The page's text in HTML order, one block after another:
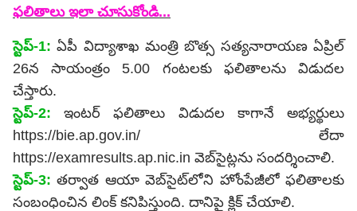
ఫలితాలు ఇలా చూసుకోండి...
స్టెప్-1: ఏపీ విద్యాశాఖ మంత్రి బొత్స సత్యనారాయణ ఏప్రిల్
26న సాయంత్రం 5.00 గంటలకు ఫలితాలను విడుదల
చేస్తారు.
స్టెప్-2:
ఇంటర్ ఫలితాలు విడుదల కాగానే అభ్యర్థులు
https://bie.ap.gov.in/ లేదా
https://examresults.ap.nic.in వెబ్‌సైట్లను సందర్శించాలి.
స్టెప్-3: తర్వాత ఆయా వెబ్‌సైట్‌లోని హోంపేజీలో ఫలితాలకు
సంబంధించిన లింక్ కనిపిస్తుంది. దానిపై క్లిక్ చేయాలి.